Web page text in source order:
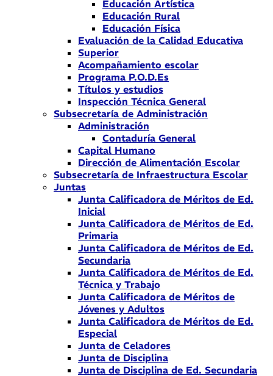
Educación Artística
Educación Rural
Educación Física
Evaluación de la Calidad Educativa
Superior
Acompañamiento escolar
Programa P.O.D.Es
Títulos y estudios
Inspección Técnica General
Subsecretaría de Administración
Administración
Contaduría General
Capital Humano
Dirección de Alimentación Escolar
Subsecretaría de Infraestructura Escolar
Juntas
Junta Calificadora de Méritos de Ed.
Inicial
Junta Calificadora de Méritos de Ed.
Primaria
Junta Calificadora de Méritos de Ed.
Secundaria
Junta Calificadora de Méritos de Ed.
Técnica y Trabajo
Junta Calificadora de Méritos de
Jóvenes y Adultos
Junta Calificadora de Méritos de Ed.
Especial
Junta de Celadores
Junta de Disciplina
Junta de Disciplina de Ed. Secundaria